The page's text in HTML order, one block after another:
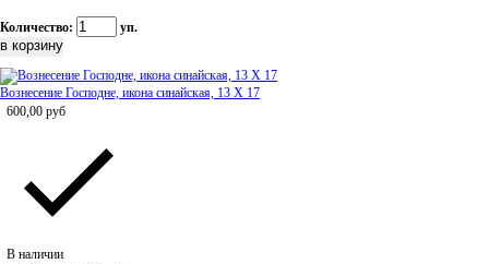
Количество: уп.
Вознесение Господне, икона синайская, 13 Х 17
600,00 руб
В наличии